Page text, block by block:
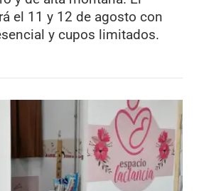
el 11 y 12 de agosto con
y cupos limitados.